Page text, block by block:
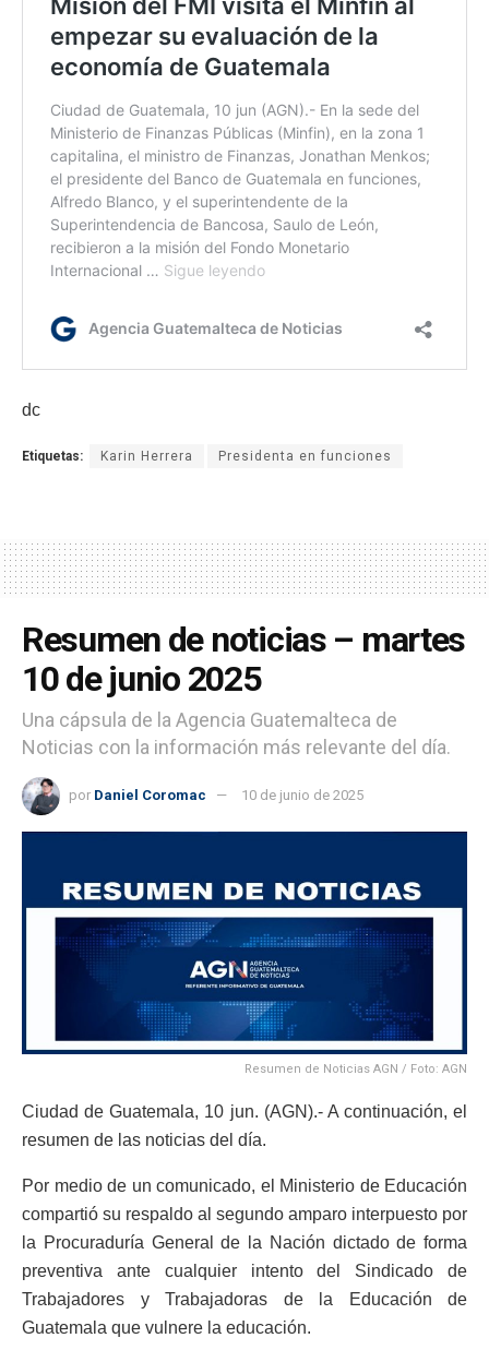
dc
Etiquetas: Karin Herrera Presidenta en funciones
Resumen de noticias – martes
10 de junio 2025
Una cápsula de la Agencia Guatemalteca de
Noticias con la información más relevante del día.
por Daniel Coromac 10 de junio de 2025
Resumen de Noticias AGN / Foto: AGN
Ciudad de Guatemala, 10 jun. (AGN).- A continuación, el
resumen de las noticias del día.
Por medio de un comunicado, el Ministerio de Educación
compartió su respaldo al segundo amparo interpuesto por
la Procuraduría General de la Nación dictado de forma
preventiva ante cualquier intento del Sindicado de
Trabajadores y Trabajadoras de la Educación de
Guatemala que vulnere la educación.